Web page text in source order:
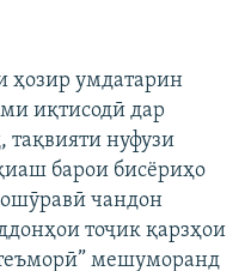
ҳозир умдатарин
иқтисодӣ дар
нуфузи
барои бисёриҳо
чандон
тоҷик қарзҳои
мешуморанд